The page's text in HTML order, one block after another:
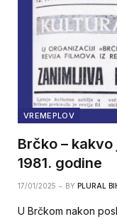
VREMEPLOV
Brčko – kakvo
1981. godine
17/01/2025 BY PLURAL
U Brčkom nakon